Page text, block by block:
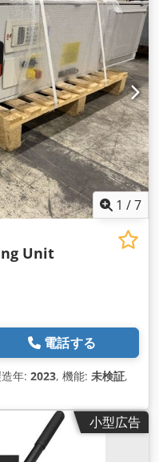
1 /7
Unit
電話する
年: 2023, 機能: 未検証,
小型広告